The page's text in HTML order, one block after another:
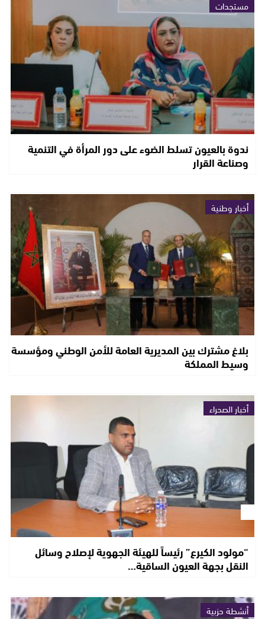
مستجدات
ندوة بالعيون تسلط الضوء على دور المرأة في التنمية
وصناعة القرار
أخبار وطنية
بلاغ مشترك بين المديرية العامة للأمن الوطني ومؤسسة
وسيط المملكة
أخبار الصحراء
“مولود الكيرع” رئيساً للهيئة الجهوية لإصلاح وسائل
النقل بجهة العيون الساقية…
أنشطة حزبية